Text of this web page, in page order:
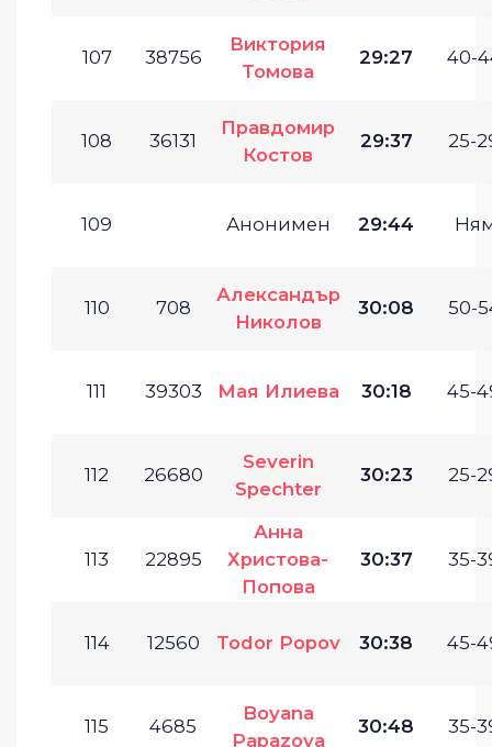
107 38756
Виктория
Томова
29:27 40-
108 36131
Правдомир
Костов
29:37 25-
109 Анонимен 29:44
110 708
Александър
Николов
30:08 50-
111 39303 Мая Илиева 30:18 45-
112 26680
Severin
Spechter
30:23 25-
113 22895
Анна
Христова-
Попова
30:37 35-
114 12560 Todor Popov 30:38 45-
115 4685
Boyana
Papazova
30:48 35-